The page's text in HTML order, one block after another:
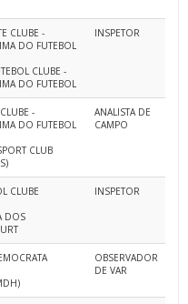
CLUBE -
DO FUTEBOL
CLUBE -
DO FUTEBOL
INSPETOR
-
DO FUTEBOL
CLUB
ANALISTA DE
CAMPO
CLUBE
DOS
INSPETOR
OBSERVADOR
DE VAR